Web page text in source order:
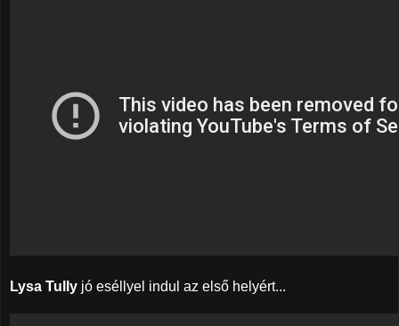
Lysa Tully jó eséllyel indul az első helyért...